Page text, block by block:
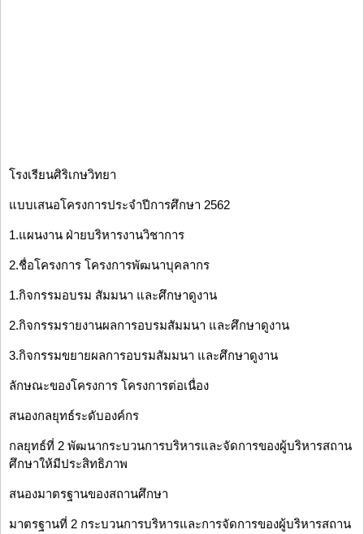
โรงเรียนศิริเกษวิทยา
แบบเสนอโครงการประจำปีการศึกษา 2562
1.แผนงาน ฝ่ายบริหารงานวิชาการ
2.ชื่อโครงการ โครงการพัฒนาบุคลากร
1.กิจกรรมอบรม สัมมนา และศึกษาดูงาน
2.กิจกรรมรายงานผลการอบรมสัมมนา และศึกษาดูงาน
3.กิจกรรมขยายผลการอบรมสัมมนา และศึกษาดูงาน
ลักษณะของโครงการ โครงการต่อเนื่อง
สนองกลยุทธ์ระดับองค์กร
กลยุทธ์ที่ 2 พัฒนากระบวนการบริหารและจัดการของผู้บริหารสถาน
ศึกษาให้มีประสิทธิภาพ
สนองมาตรฐานของสถานศึกษา
มาตรฐานที่ 2 กระบวนการบริหารและการจัดการของผู้บริหารสถาน